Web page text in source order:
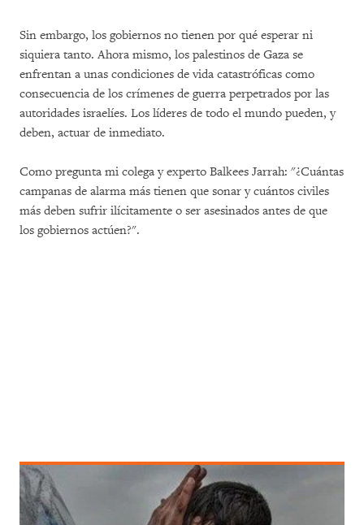
Sin embargo, los gobiernos no tienen por qué esperar ni
siquiera tanto. Ahora mismo, los palestinos de Gaza se
enfrentan a unas condiciones de vida catastróficas como
consecuencia de los crímenes de guerra perpetrados por las
autoridades israelíes. Los líderes de todo el mundo pueden, y
deben, actuar de inmediato.
Como pregunta mi colega y experto Balkees Jarrah: "¿Cuántas
campanas de alarma más tienen que sonar y cuántos civiles
más deben sufrir ilícitamente o ser asesinados antes de que
los gobiernos actúen?".